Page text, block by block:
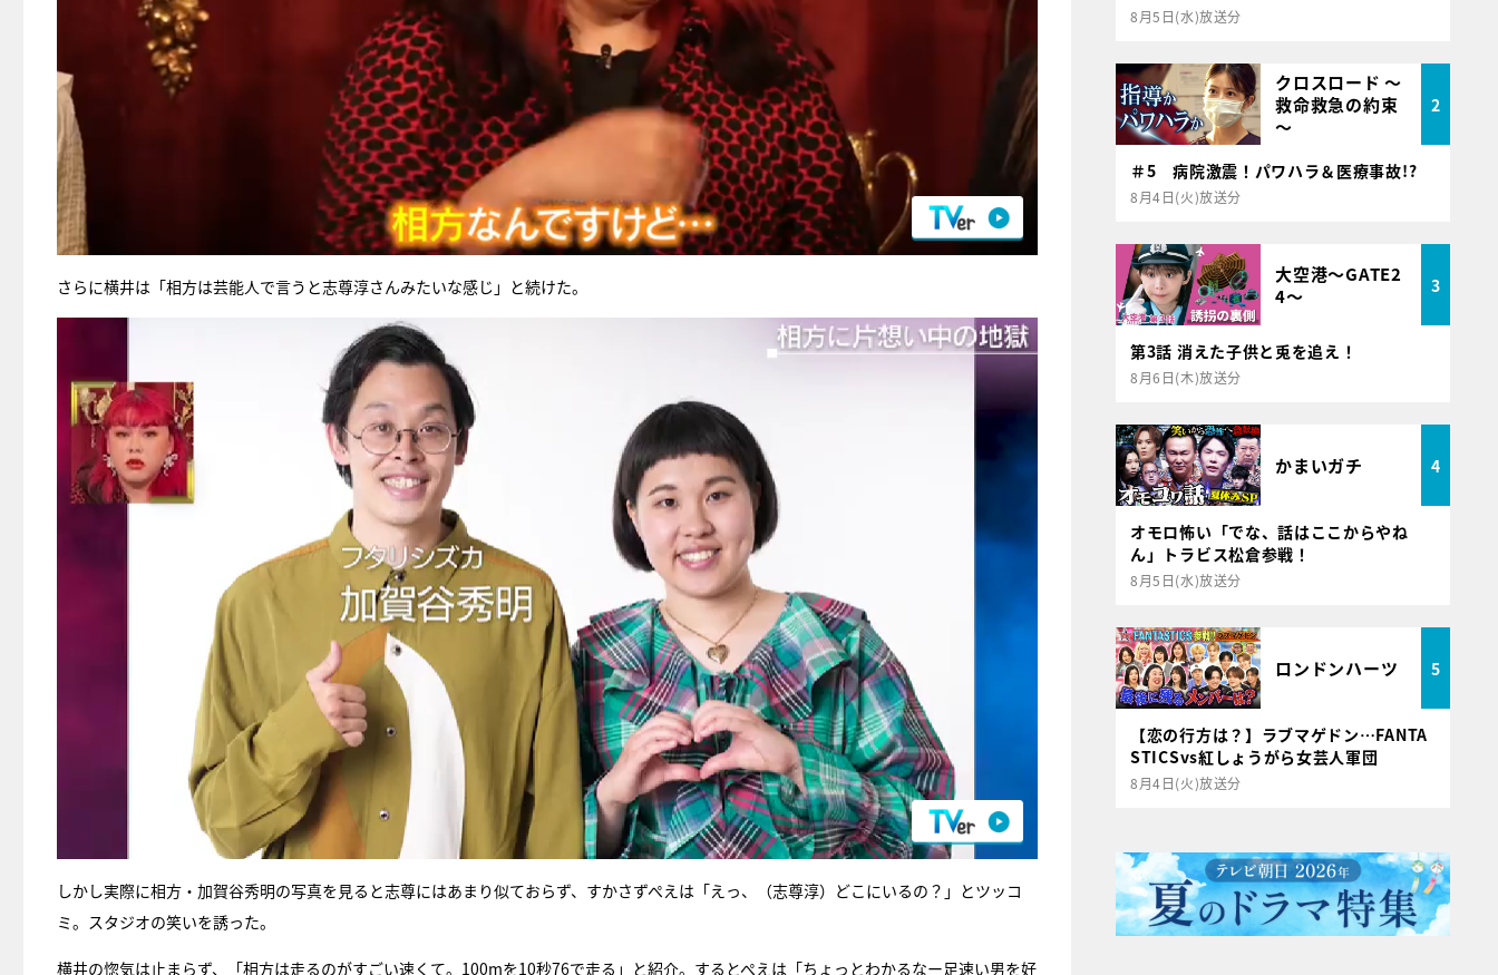
さらに横井は「相方は芸能人で言うと志尊淳さんみたいな感じ」と続けた。
しかし実際に相方・加賀谷秀明の写真を見ると志尊にはあまり似ておらず、すかさずぺえは「えっ、（志尊淳）どこにいるの？」とツッコ
ミ。スタジオの笑いを誘った。
横井の惚気は止まらず、「相方は走るのがすごい速くて。100mを10秒76で走る」と紹介。するとぺえは「ちょっとわかるなー足速い男を好
8月5日(水)放送分
クロスロード ～
救命救急の約束
～
2
＃5 病院激震！パワハラ＆医療事故!?
8月4日(火)放送分
大空港～GATE2
4～
3
第3話 消えた子供と兎を追え！
8月6日(木)放送分
かまいガチ 4
オモロ怖い「でな、話はここからやね
ん」トラビス松倉参戦！
8月5日(水)放送分
ロンドンハーツ 5
【恋の行方は？】ラブマゲドン…FANTA
STICSvs紅しょうがら女芸人軍団
8月4日(火)放送分